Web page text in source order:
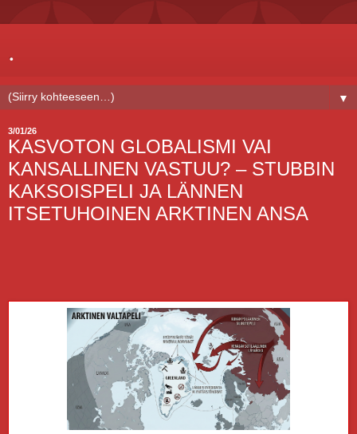
.
▼
3/01/26
KASVOTON GLOBALISMI VAI
KANSALLINEN VASTUU? – STUBBIN
KAKSOISPELI JA LÄNNEN
ITSETUHOINEN ARKTINEN ANSA